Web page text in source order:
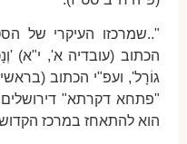
"..שמרכזו העיקרי של
הכתוב (עובדיה א', י"א)
גוֹרָל', ועפ"י הכתוב
"פתחא דקרתא"
הוא להתאחז במרכז